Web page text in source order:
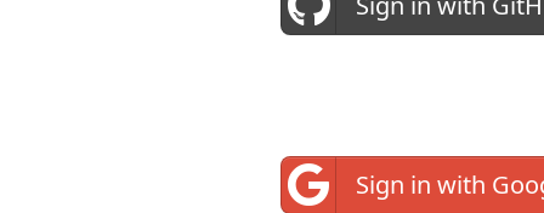
Sign in with